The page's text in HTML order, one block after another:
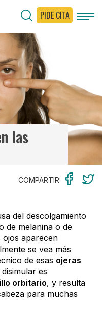
PIDE CITA
las
COMPARTIR:
del descolgamiento
de melanina o de
ojos aparecen
se vea más
de esas ojeras
es
orbitario, y resulta
para muchas